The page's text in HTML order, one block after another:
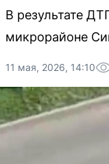
В результате
микрорайоне
11 мая, 2026, 14:10